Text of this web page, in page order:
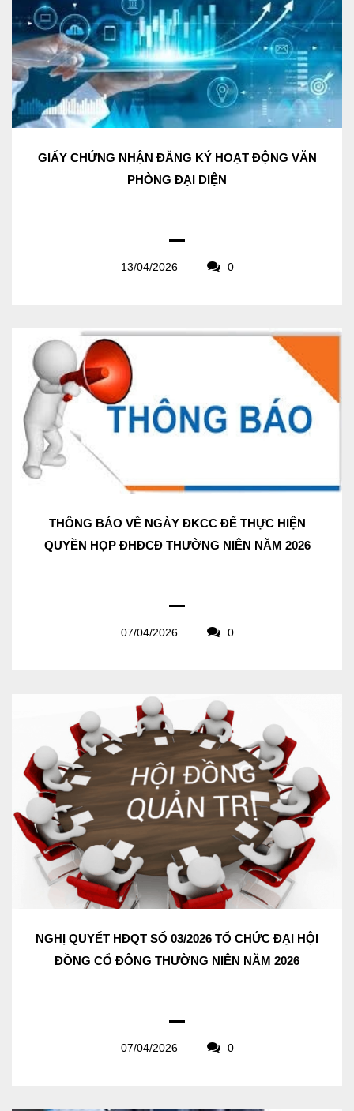
GIẤY CHỨNG NHẬN ĐĂNG KÝ HOẠT ĐỘNG VĂN
PHÒNG ĐẠI DIỆN
13/04/2026 0
THÔNG BÁO VỀ NGÀY ĐKCC ĐỂ THỰC HIỆN
QUYỀN HỌP ĐHĐCĐ THƯỜNG NIÊN NĂM 2026
07/04/2026 0
NGHỊ QUYẾT HĐQT SỐ 03/2026 TỔ CHỨC ĐẠI HỘI
ĐỒNG CỔ ĐÔNG THƯỜNG NIÊN NĂM 2026
07/04/2026 0